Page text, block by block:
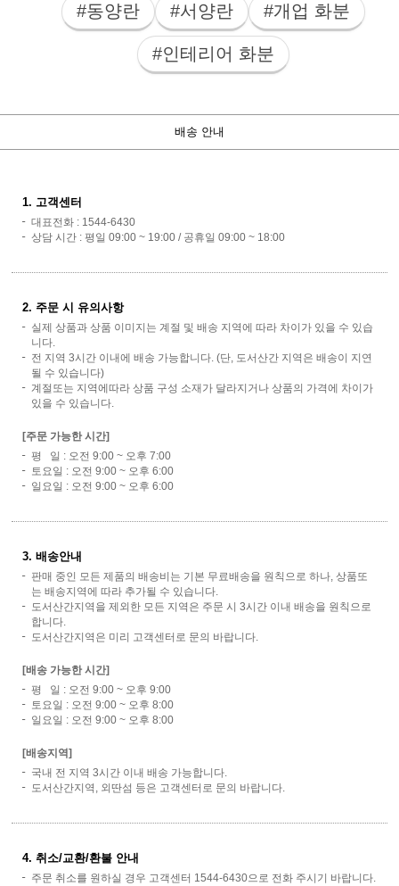
#동양란 #서양란 #개업 화분
#인테리어 화분
배송 안내
1. 고객센터
대표전화 : 1544-6430
상담 시간 : 평일 09:00 ~ 19:00 / 공휴일 09:00 ~ 18:00
2. 주문 시 유의사항
실제 상품과 상품 이미지는 계절 및 배송 지역에 따라 차이가 있을 수 있습
니다.
전 지역 3시간 이내에 배송 가능합니다. (단, 도서산간 지역은 배송이 지연
될 수 있습니다)
계절또는 지역에따라 상품 구성 소재가 달라지거나 상품의 가격에 차이가
있을 수 있습니다.
[주문 가능한 시간]
평 일 : 오전 9:00 ~ 오후 7:00
토요일 : 오전 9:00 ~ 오후 6:00
일요일 : 오전 9:00 ~ 오후 6:00
3. 배송안내
판매 중인 모든 제품의 배송비는 기본 무료배송을 원칙으로 하나, 상품또
는 배송지역에 따라 추가될 수 있습니다.
도서산간지역을 제외한 모든 지역은 주문 시 3시간 이내 배송을 원칙으로
합니다.
도서산간지역은 미리 고객센터로 문의 바랍니다.
[배송 가능한 시간]
평 일 : 오전 9:00 ~ 오후 9:00
토요일 : 오전 9:00 ~ 오후 8:00
일요일 : 오전 9:00 ~ 오후 8:00
[배송지역]
국내 전 지역 3시간 이내 배송 가능합니다.
도서산간지역, 외딴섬 등은 고객센터로 문의 바랍니다.
4. 취소/교환/환불 안내
주문 취소를 원하실 경우 고객센터 1544-6430으로 전화 주시기 바랍니다.